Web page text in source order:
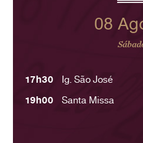
08
17h30
Ig. São José
19h00
Santa Missa